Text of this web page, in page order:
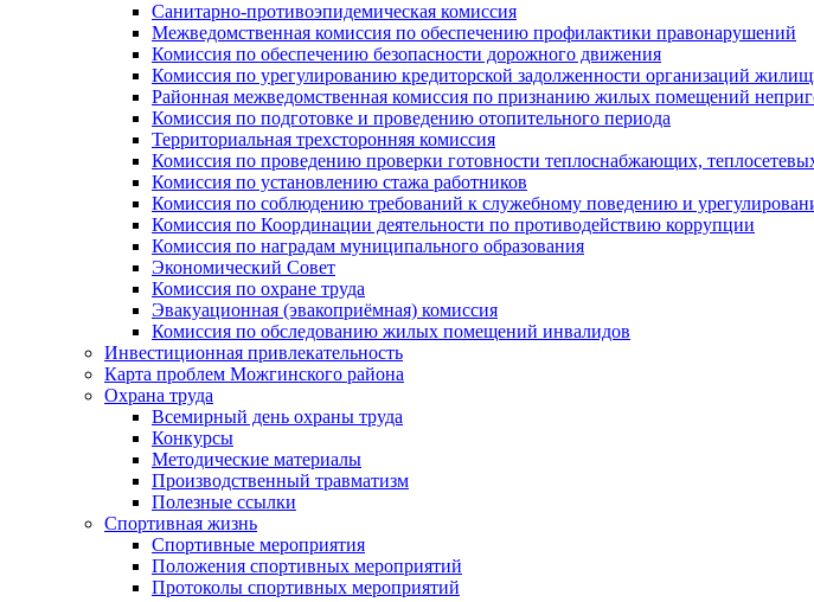
Санитарно-противоэпидемическая комиссия
Межведомственная комиссия по обеспечению профилактики правонарушений
Комиссия по обеспечению безопасности дорожного движения
Комиссия по урегулированию кредиторской задолженности организаций
Районная межведомственная комиссия по признанию жилых помещений
Комиссия по подготовке и проведению отопительного периода
Территориальная трехсторонняя комиссия
Комиссия по проведению проверки готовности теплоснабжающих,
Комиссия по установлению стажа работников
Комиссия по соблюдению требований к служебному поведению и
Комиссия по Координации деятельности по противодействию коррупции
Комиссия по наградам муниципального образования
Экономический Совет
Комиссия по охране труда
Эвакуационная (эвакоприёмная) комиссия
Комиссия по обследованию жилых помещений инвалидов
Инвестиционная привлекательность
Карта проблем Можгинского района
Охрана труда
Всемирный день охраны труда
Конкурсы
Методические материалы
Производственный травматизм
Полезные ссылки
Спортивная жизнь
Спортивные мероприятия
Положения спортивных мероприятий
Протоколы спортивных мероприятий